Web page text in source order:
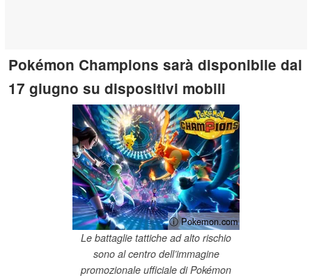
Pokémon Champions sarà disponibile dal
17 giugno su dispositivi mobili
ⓘ Pokemon.com
Le battaglie tattiche ad alto rischio
sono al centro dell’immagine
promozionale ufficiale di Pokémon